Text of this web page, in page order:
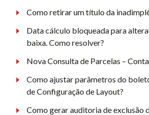
Como retirar um título da
Data cálculo bloqueada para
baixa. Como resolver?
Nova Consulta de Parcelas –
Como ajustar parâmetros do
de Configuração de Layout?
Como gerar auditoria de exclusão